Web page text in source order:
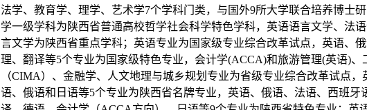
法学、教育学、理学、艺术学7个学科门类，与国外9所大学联合培养博士
学一级学科为陕西省普通高校哲学社会科学特色学科，英语语言文学、法
言文学为陕西省重点学科；英语专业为国家级专业综合改革试点，英语、
理、翻译等5个专业为国家级特色专业，会计学(ACCA)和旅游管理(英语)、
（CIMA）、金融学、人文地理与城乡规划专业为省级专业综合改革试点，
语、俄语和日语等5个专业为陕西省名牌专业，英语、俄语、法语、西班牙